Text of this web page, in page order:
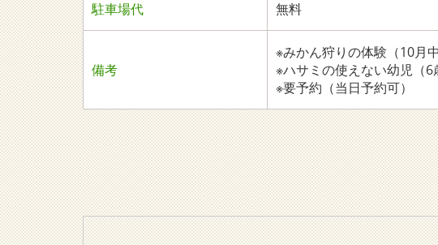
駐車場代 無料
備考
※みかん狩りの体験（10月
※ハサミの使えない幼児（
※要予約（当日予約可）